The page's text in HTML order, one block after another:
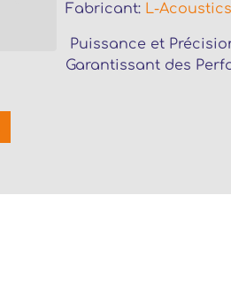
Fabricant: L-Acoustics
Puissance et
Garantissant des